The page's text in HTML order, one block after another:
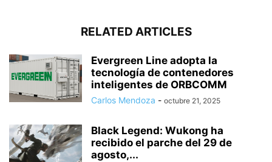
RELATED ARTICLES
Evergreen Line adopta la
tecnología de contenedores
inteligentes de ORBCOMM
Carlos Mendoza - octubre 21, 2025
Black Legend: Wukong ha
recibido el parche del 29 de
agosto,...